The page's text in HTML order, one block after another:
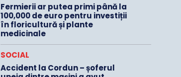
Fermierii ar putea primi până la
100,000 de euro pentru investiții
în floricultură și plante
medicinale
SOCIAL
Accident la Cordun – șoferul